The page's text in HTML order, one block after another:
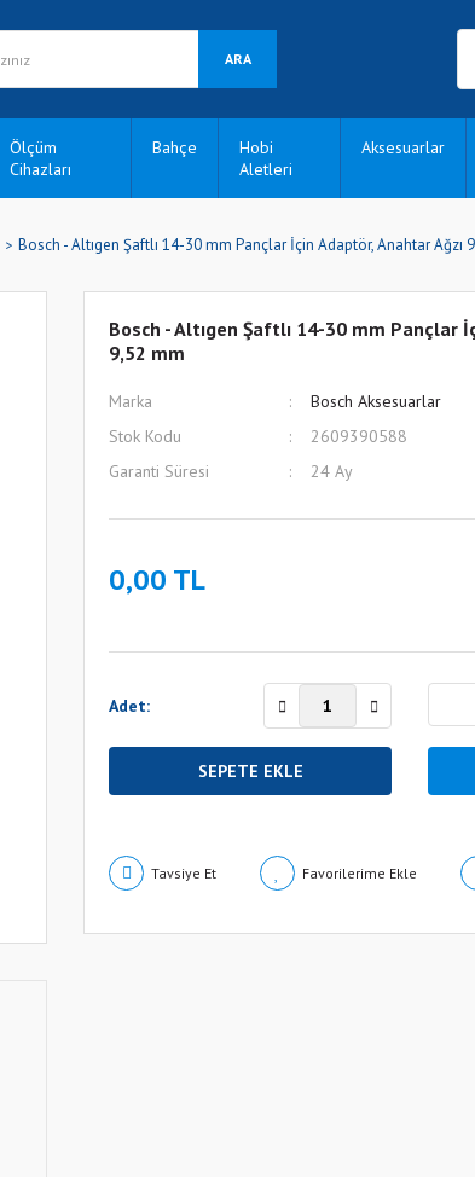
ARA
Ölçüm
Cihazları
Bahçe
Hobi
Aletleri
Aksesuarlar
Bosch - Altıgen Şaftlı 14-30 mm Pançlar İçin Adaptör, Anahtar Ağzı
Bosch - Altıgen Şaftlı 14-30 mm Pançlar
9,52 mm
Marka
Bosch Aksesuarlar
Stok Kodu
2609390588
Garanti Süresi
24 Ay
0,00 TL
Adet:
SEPETE EKLE
Tavsiye Et